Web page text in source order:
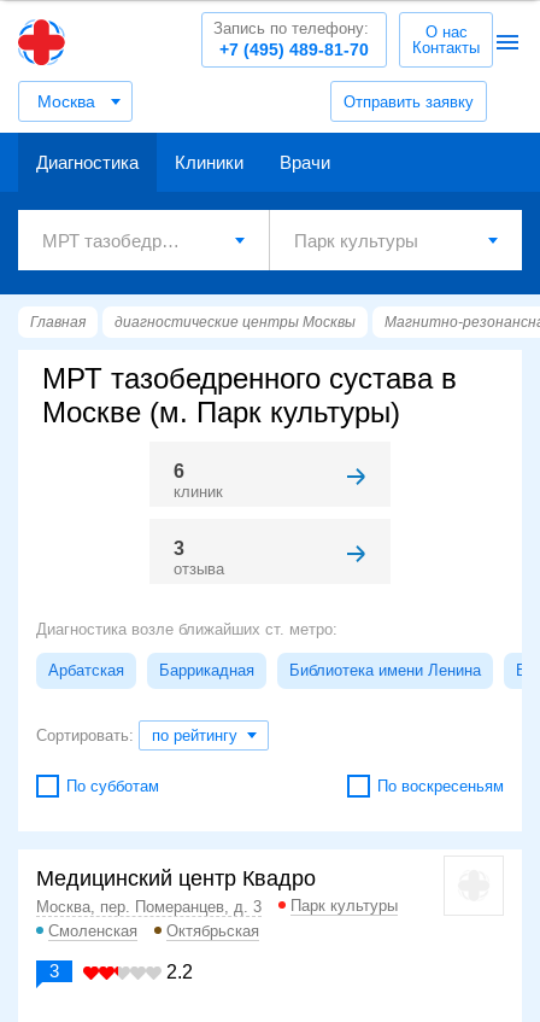
Москва Отправить заявку
+7 (495) 489-81-70
Запись по телефону:
О нас
Контакты
Диагностика Клиники Врачи
Главная диагностические центры Москвы Магнитно-
МРТ тазобедренного сустава в
Москве (м. Парк культуры)
6
клиник
3
отзыва
Диагностика возле ближайших ст. метро:
Арбатская Баррикадная Библиотека имени Ленина
Сортировать: по рейтингу
По субботам По воскресеньям
Медицинский центр Квадро
Москва, пер. Померанцев, д. 3
Парк культуры
Смоленская
Октябрьская
3 2.2